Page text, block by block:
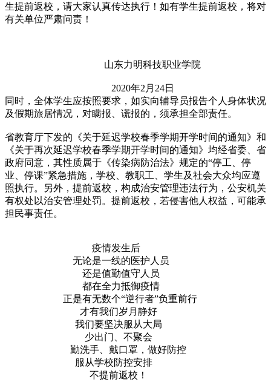
生提前返校，请大家认真传达执行！如有学生提前返校，将对
有关单位严肃问责！
山东力明科技职业学院
2020年2月24日
同时，全体学生应按照要求，如实向辅导员报告个人身体状况
及假期旅居情况，对瞒报、谎报的，须承担全部责任。
省教育厅下发的《关于延迟学校春季学期开学时间的通知》和
《关于再次延迟学校春季学期开学时间的通知》均经省委、省
政府同意，其性质属于《传染病防治法》规定的“停工、停
业、停课”紧急措施，学校、教职工、学生及社会大众均应遵
照执行。另外，提前返校，构成治安管理违法行为，公安机关
有权处以治安管理处罚。提前返校，若侵害他人权益，可能承
担民事责任。
疫情发生后
无论是一线的医护人员
还是值勤值守人员
都在全力抵御疫情
正是有无数个“逆行者”负重前行
才有我们岁月静好
我们要坚决服从大局
少出门、不聚会
勤洗手、戴口罩，做好防控
服从学校防控安排
不提前返校！